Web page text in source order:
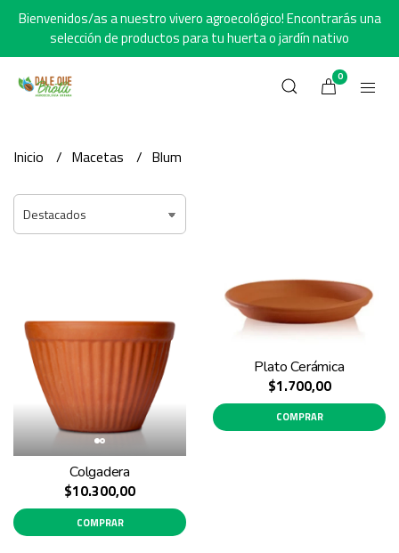
Bienvenidos/as a nuestro vivero agroecológico! Encontrarás una
selección de productos para tu huerta o jardín nativo
0
Inicio Macetas Blum
Colgadera
$10.300,00
COMPRAR
Plato Cerámica
$1.700,00
COMPRAR